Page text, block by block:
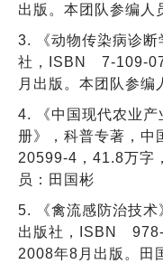
出版。本团队参编人
3. 《动物传染病诊断
社，ISBN 7-109-
月出版。本团队参编
4. 《中国现代农业
册》，科普专著，
20599-4，41.8万字
员：田国彬
5. 《禽流感防治技
出版社，ISBN 978-
2008年8月出版。田